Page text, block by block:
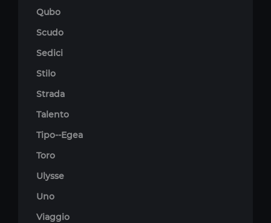
Qubo
Scudo
Sedici
Stilo
Strada
Talento
Tipo--Egea
Toro
Ulysse
Uno
Viaggio